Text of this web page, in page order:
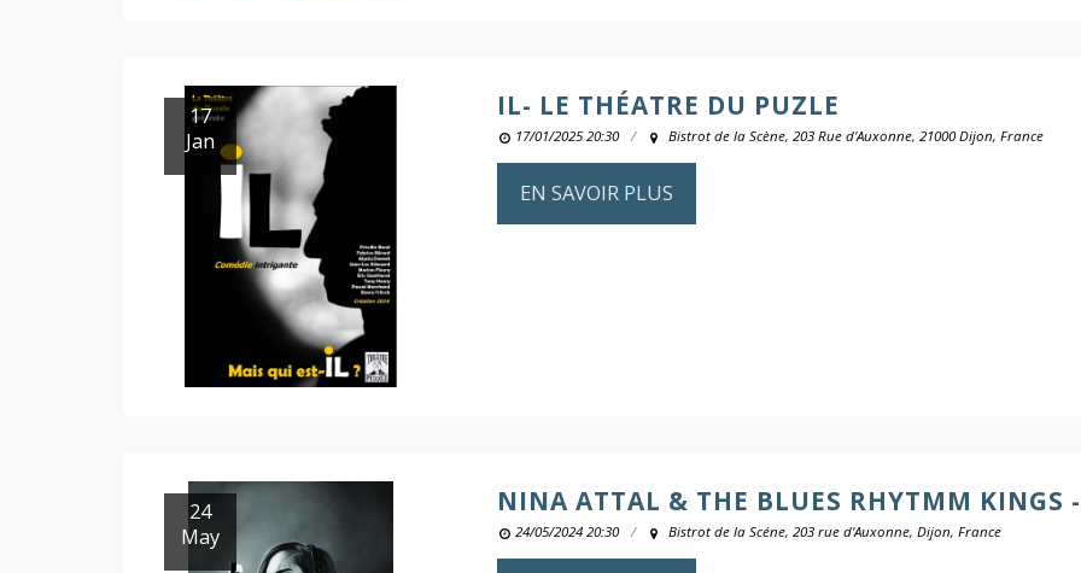
17
Jan
IL- LE THÉATRE DU PUZLE
17/01/2025 20:30 Bistrot de la Scène, 203 Rue d'Auxonne, 21000 Dijon, France
EN SAVOIR PLUS
24
May
NINA ATTAL & THE BLUES RHYTMM KINGS
24/05/2024 20:30 Bistrot de la Scéne, 203 rue d'Auxonne, Dijon, France